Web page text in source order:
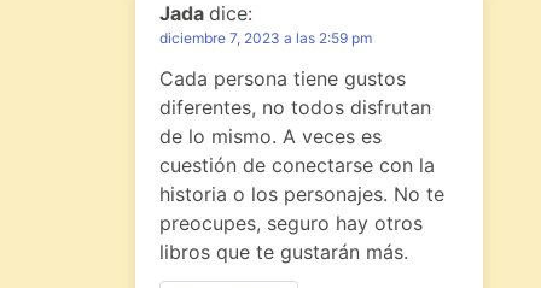
Jada dice:
diciembre 7, 2023 a las 2:59 pm
Cada persona tiene gustos
diferentes, no todos disfrutan
de lo mismo. A veces es
cuestión de conectarse con la
historia o los personajes. No te
preocupes, seguro hay otros
libros que te gustarán más.